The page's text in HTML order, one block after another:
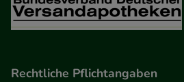
Rechtliche Pflichtangaben